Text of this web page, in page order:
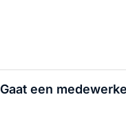
Gaat een